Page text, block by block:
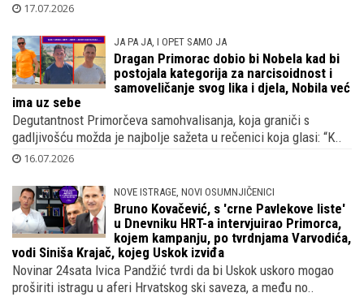
17.07.2026
JA PA JA, I OPET SAMO JA
Dragan Primorac dobio bi Nobela kad bi
postojala kategorija za narcisoidnost i
samoveličanje svog lika i djela, Nobila već
ima uz sebe
Degutantnost Primorčeva samohvalisanja, koja graniči s
gadljivošću možda je najbolje sažeta u rečenici koja glasi: “K..
16.07.2026
NOVE ISTRAGE, NOVI OSUMNJIČENICI
Bruno Kovačević, s 'crne Pavlekove liste'
u Dnevniku HRT-a intervjuirao Primorca,
kojem kampanju, po tvrdnjama Varvodića,
vodi Siniša Krajač, kojeg Uskok izviđa
Novinar 24sata Ivica Pandžić tvrdi da bi Uskok uskoro mogao
proširiti istragu u aferi Hrvatskog ski saveza, a među no..